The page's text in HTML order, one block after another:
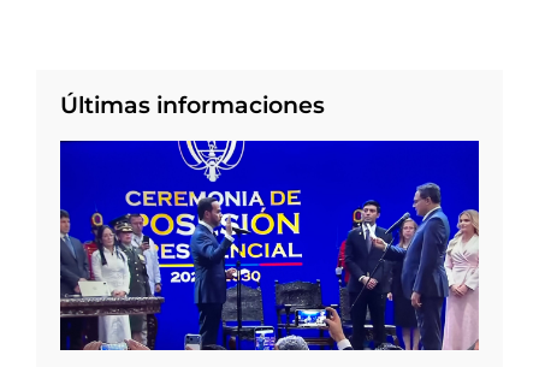
Últimas informaciones